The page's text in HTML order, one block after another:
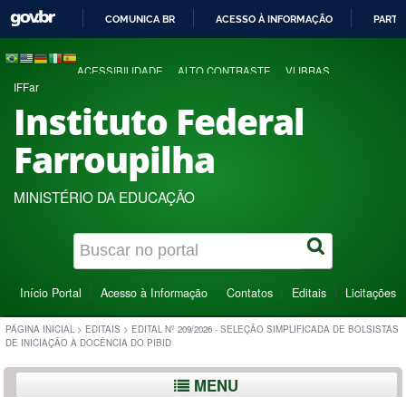
COMUNICA BR ACESSO À INFORMAÇÃO
ACESSIBILIDADE ALTO CONTRASTE VLIBRAS
IFFar
Instituto Federal
Farroupilha
MINISTÉRIO DA EDUCAÇÃO
Início Portal Acesso à Informação Contatos Editais Licitações
PÁGINA INICIAL > EDITAIS > EDITAL Nº 209/2026 - SELEÇÃO SIMPLIFICADA DE BOLSISTAS
DE INICIAÇÃO À DOCÊNCIA DO PIBID
MENU